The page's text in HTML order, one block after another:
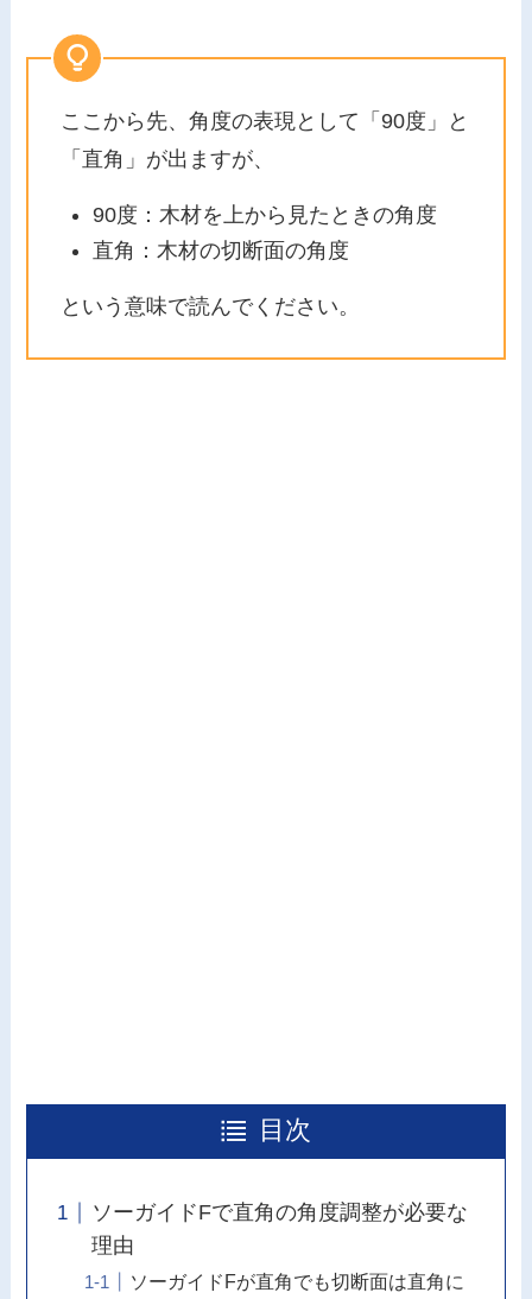
ここから先、角度の表現として「90度」と
「直角」が出ますが、
90度：木材を上から見たときの角度
直角：木材の切断面の角度
という意味で読んでください。
目次
ソーガイドFで直角の角度調整が必要な
理由
ソーガイドFが直角でも切断面は直角に